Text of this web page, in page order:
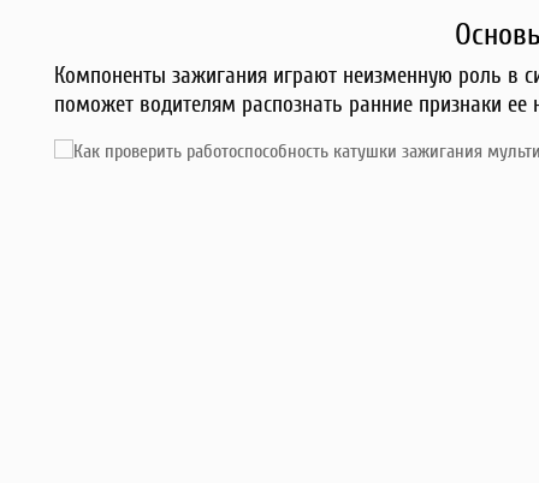
Компоненты зажигания играют неизменную роль в
поможет водителям распознать ранние признаки ее